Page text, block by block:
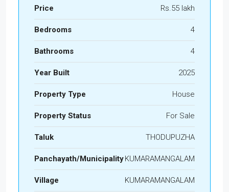
Price Rs.55 lakh
Bedrooms 4
Bathrooms 4
Year Built 2025
Property Type House
Property Status For Sale
Taluk THODUPUZHA
Panchayath/MunicipalityKUMARAMANGALAM
Village KUMARAMANGALAM